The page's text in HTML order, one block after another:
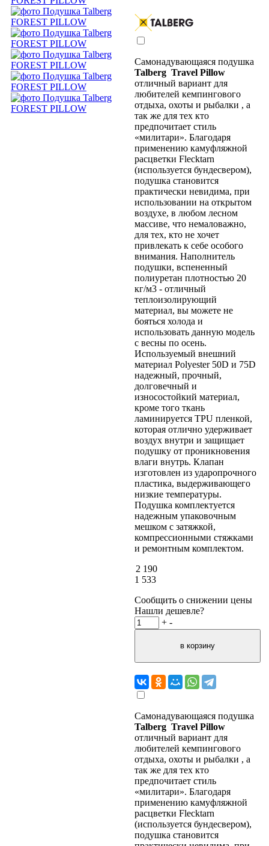
Самонадувающаяся подушка
Talberg Travel Pillow
отличный вариант для
любителей кемпингового
отдыха, охоты и рыбалки , а
так же для тех кто
предпочитает стиль
«милитари». Благодаря
применению камуфляжной
расцветки Flecktarn
(используется бундесвером),
подушка становится
практически невидима, при
использовании на открытом
воздухе, в любом лесном
массиве, что немаловажно,
для тех, кто не хочет
привлекать к себе особого
внимания. Наполнитель
подушки, вспененный
полиуретан плотностью 20
кг/м3 - отличный
теплоизолирующий
материал, вы можете не
бояться холода и
использовать данную модель
с весны по осень.
Используемый внешний
материал Polyester 50D и 75D
надежный, прочный,
долговечный и
износостойкий материал,
кроме того ткань
ламинируется TPU пленкой,
которая отлично удерживает
воздух внутри и защищает
подушку от проникновения
влаги внутрь. Клапан
изготовлен из ударопрочного
пластика, выдерживающего
низкие температуры.
Подушка комплектуется
надежным упаковочным
мешком с затяжкой,
компрессионными стяжками
и ремонтным комплектом.
2 190
1 533
Сообщить о снижении цены
Нашли дешевле?
+ -
Самонадувающаяся подушка
Talberg Travel Pillow
отличный вариант для
любителей кемпингового
отдыха, охоты и рыбалки , а
так же для тех кто
предпочитает стиль
«милитари». Благодаря
применению камуфляжной
расцветки Flecktarn
(используется бундесвером),
подушка становится